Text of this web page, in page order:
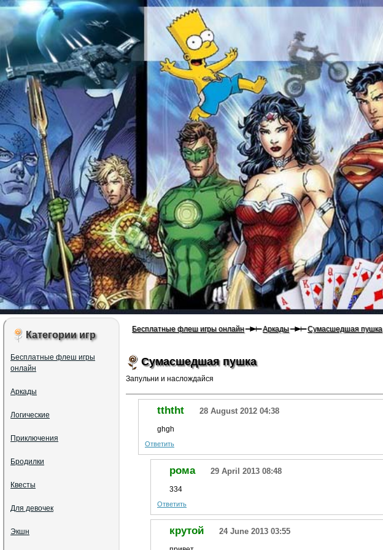
Бесплатные флеш игры онлайн Аркады Сумасшедшая пушка
Сумасшедшая пушка
Запульни и наслождайся
tththt 28 August 2012 04:38
ghgh
Ответить
рома 29 April 2013 08:48
334
Ответить
крутой 24 June 2013 03:55
Категории игр
Бесплатные флеш игры
онлайн
Аркады
Логические
Приключения
Бродилки
Квесты
Для девочек
Экшн